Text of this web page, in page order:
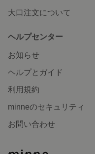
大口注文について
ヘルプセンター
お知らせ
ヘルプとガイド
利用規約
minneのセキュリティ
お問い合わせ